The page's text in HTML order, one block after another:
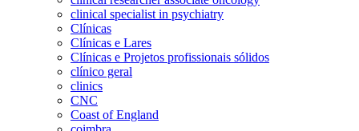
clinical specialist in psychiatry
Clínicas
Clínicas e Lares
Clínicas e Projetos profissionais sólidos
clínico geral
clinics
CNC
Coast of England